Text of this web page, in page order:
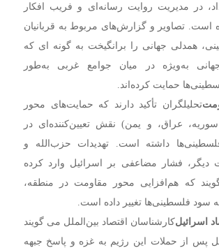
در مدیریت روایت رسانه‌ای و فریب افکار
است. تصاویر و گزارش‌های مربوط به قربانیان
همدلی جهانی را برانگیخت به گونه ای که
به‌ویژه در میان جوامع غربی به‌طور
حمایت کرده‌اند.
تحلیلگران تأکید دارند که حمایت‌های محور
سوریه، عراق، و یمن) نقش تعیین‌کننده‌ای در
داشته است. تهدیدات حزب‌الله و
دیگر، فشار مضاعفی بر اسرائیل وارد کرده
که هم‌افزایی محور مقاومت در منطقه،
سود فلسطینی‌ها تغییر داده است.
اسرائیلکارشناسان اقتصاد بین‌الملل می گویند
پس از حملات این رژیم به غزه و‌ پاسخ جبهه